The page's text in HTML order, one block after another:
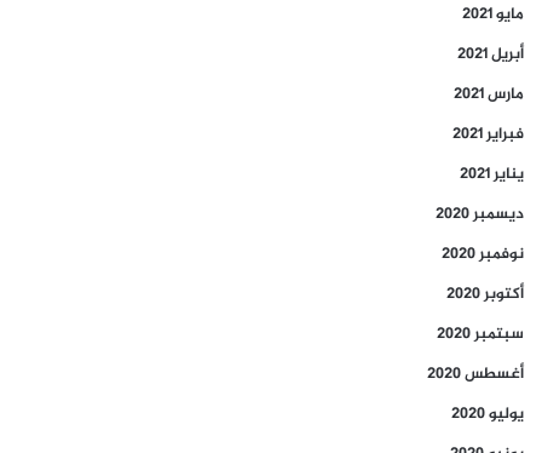
مايو 2021
أبريل 2021
مارس 2021
فبراير 2021
يناير 2021
ديسمبر 2020
نوفمبر 2020
أكتوبر 2020
سبتمبر 2020
أغسطس 2020
يوليو 2020